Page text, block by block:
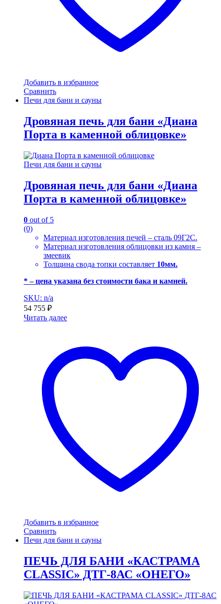
Добавить в избранное
Сравнить
Печи для бани и сауны
Дровяная печь для бани «Диана
Порта в каменной облицовке»
Печи для бани и сауны
Дровяная печь для бани «Диана
Порта в каменной облицовке»
0 out of 5
(0)
Материал изготовления печей – сталь 09Г2С.
Материал изготовления облицовки из камня –
змеевик
Толщина свода топки составляет 10мм.
* – цена указана без стоимости бака и камней.
SKU: n/a
54 755 ₽
Читать далее
Добавить в избранное
Сравнить
Печи для бани и сауны
ПЕЧЬ ДЛЯ БАНИ «КАСТРАМА
CLASSIC» ДТГ-8АС «ОНЕГО»